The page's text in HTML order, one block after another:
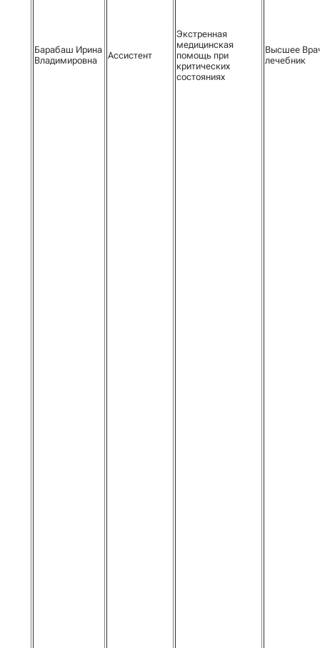
Барабаш Ирина
Владимировна
Ассистент
Экстренная
медицинская
помощь при
критических
состояниях
Высшее
лечебник